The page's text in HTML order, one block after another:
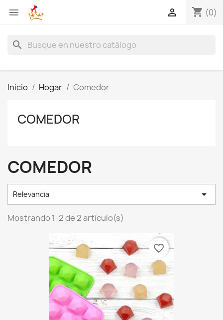
 shopping_cart (0)

search
Inicio Hogar Comedor
COMEDOR
COMEDOR
Relevancia 
Mostrando 1-2 de 2 artículo(s)
favorite_border